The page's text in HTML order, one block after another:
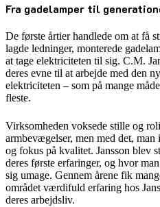
Fra gadelamper til
De første årtier handlede om at få
lagde ledninger, monterede
at tage elektriciteten til sig. C.M.
deres evne til at arbejde med den
elektriciteten – som på mange
fleste.
Virksomheden voksede stille og
armbevægelser, men med det,
og fokus på kvalitet. Jansson blev
deres første erfaringer, og hvor
sig umage. Gennem årene fik
området værdifuld erfaring hos
deres arbejdsliv.